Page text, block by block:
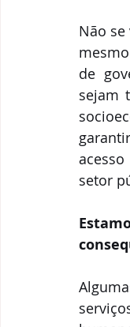
Não
de
sejam
setor